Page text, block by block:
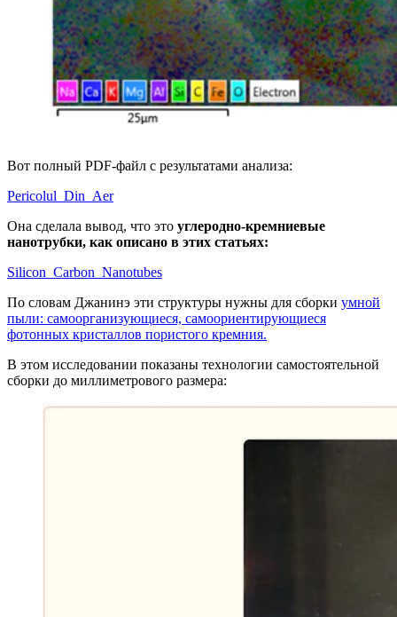
Вот полный PDF-файл с результатами анализа:
Pericolul_Din_Aer
Она сделала вывод, что это углеродно-кремниевые
нанотрубки, как описано в этих статьях:
Silicon_Carbon_Nanotubes
По словам Джанинэ эти структуры нужны для сборки умной
пыли: самоорганизующиеся, самоориентирующиеся
фотонных кристаллов пористого кремния.
В этом исследовании показаны технологии самостоятельной
сборки до миллиметрового размера: